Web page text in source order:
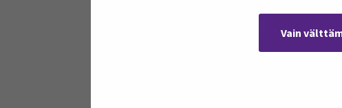
Vain
Moreover, the number of people adopting
This development explains why a wide
(Agriculture and Agri-Food Canada et al.,